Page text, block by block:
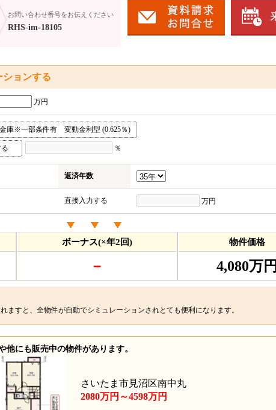
お問い合わせ番号をお伝えください
RHS-im-18105
ションする
万円
庫※一部条件有 変動金利型 (0.625％)
る ％
返済年数
直接入力する 万円
ボーナス(×年2回)
－
物件価格
4,080万円
ますと、全物件が自動でシミュレーションされとても便利になります。
他にも販売中の物件があります。
さいたま市見沼区南中丸
2080万円～4598万円